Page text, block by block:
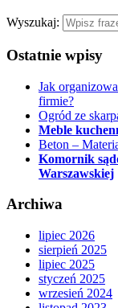
Wyszukaj:
Ostatnie wpisy
Jak
firmie?
Ogród ze
Meble
Beton –
Komornik
Warszawskiej
Archiwa
lipiec 2026
sierpień 2025
lipiec 2025
styczeń 2025
wrzesień 2024